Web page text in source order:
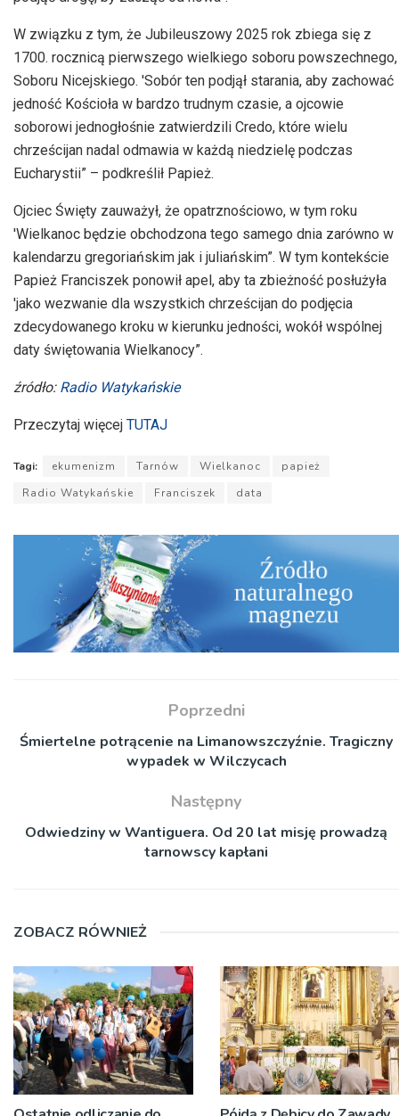
W związku z tym, że Jubileuszowy 2025 rok zbiega się z
1700. rocznicą pierwszego wielkiego soboru powszechnego,
Soboru Nicejskiego. 'Sobór ten podjął starania, aby zachować
jedność Kościoła w bardzo trudnym czasie, a ojcowie
soborowi jednogłośnie zatwierdzili Credo, które wielu
chrześcijan nadal odmawia w każdą niedzielę podczas
Eucharystii” – podkreślił Papież.
Ojciec Święty zauważył, że opatrznościowo, w tym roku
'Wielkanoc będzie obchodzona tego samego dnia zarówno w
kalendarzu gregoriańskim jak i juliańskim”. W tym kontekście
Papież Franciszek ponowił apel, aby ta zbieżność posłużyła
'jako wezwanie dla wszystkich chrześcijan do podjęcia
zdecydowanego kroku w kierunku jedności, wokół wspólnej
daty świętowania Wielkanocy”.
źródło: Radio Watykańskie
Przeczytaj więcej TUTAJ
Tagi: ekumenizm Tarnów Wielkanoc
papież
Radio Watykańskie
Franciszek data
Poprzedni
Śmiertelne potrącenie na Limanowszczyźnie. Tragiczny
wypadek w Wilczycach
Następny
Odwiedziny w Wantiguera. Od 20 lat misję prowadzą
tarnowscy kapłani
ZOBACZ RÓWNIEŻ